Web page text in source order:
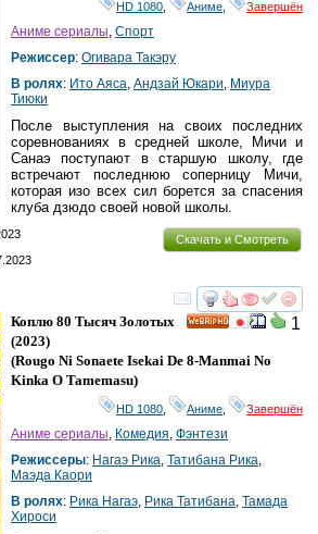
HD 1080 Аниме Завершён
Аниме сериалы, Спорт
Режиссер: Огивара Такэру
В ролях: Ито Аяса, Андзай Юкари, Миура
Тиюки
После выступления на своих последних
соревнованиях в средней школе, Мичи и
Санаэ поступают в старшую школу, где
встречают последнюю соперницу Мичи,
которая изо всех сил борется за спасения
клуба дзюдо своей новой школы.
Скачать и Смотреть
смотреть
1
Коплю 80 Тысяч Золотых
(2023)
(Rougo Ni Sonaete Isekai De 8-Manmai No
Kinka O Tamemasu)
HD 1080 Аниме Завершён
Аниме сериалы, Комедия, Фэнтези
Режиссеры: Нагаэ Рика, Татибана Рика,
Маэда Каори
В ролях: Рика Нагаэ, Рика Татибана, Тамада
Хироси